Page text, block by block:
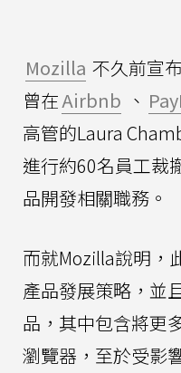
Mozilla 不久前宣
曾在Airbnb 、
高管的Laura
進行約60名員工裁
品開發相關職務。
而就Mozilla說明，
產品發展策略，並
品，其中包含將更
瀏覽器，至於受影